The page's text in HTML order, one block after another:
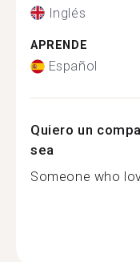
Inglés
APRENDE
Español
Quiero un
sea
Someone who